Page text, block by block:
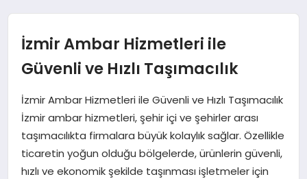
EKONOMI
SAĞLIK
SPOR
İzmir Ambar Hizmetleri ile
Güvenli ve Hızlı Taşımacılık
İzmir Ambar Hizmetleri ile Güvenli ve Hızlı Taşımacılık
İzmir ambar hizmetleri, şehir içi ve şehirler arası
taşımacılıkta firmalara büyük kolaylık sağlar. Özellikle
ticaretin yoğun olduğu bölgelerde, ürünlerin güvenli,
hızlı ve ekonomik şekilde taşınması işletmeler için